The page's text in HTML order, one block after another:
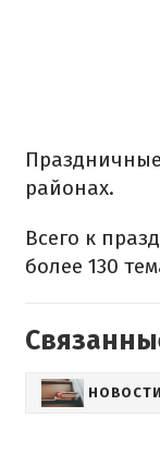
районах.
Всего к
более 130